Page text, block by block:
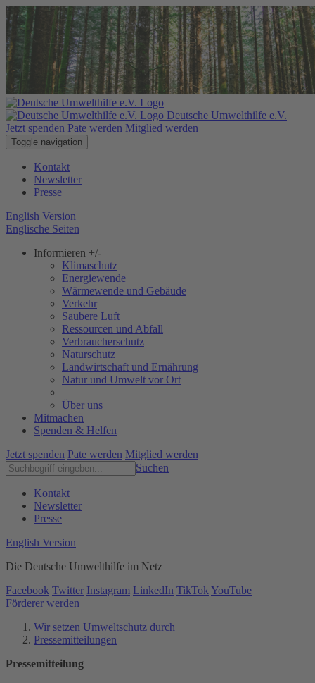
Deutsche Umwelthilfe e.V.
Jetzt spenden Pate werden Mitglied werden
Toggle navigation
Kontakt
Newsletter
Presse
English Version
Englische Seiten
Informieren +/-
Klimaschutz
Energiewende
Wärmewende und Gebäude
Verkehr
Saubere Luft
Ressourcen und Abfall
Verbraucherschutz
Naturschutz
Landwirtschaft und Ernährung
Natur und Umwelt vor Ort
Über uns
Mitmachen
Spenden & Helfen
Jetzt spenden Pate werden Mitglied werden
Suchen
Kontakt
Newsletter
Presse
English Version
Die Deutsche Umwelthilfe im Netz
Facebook Twitter Instagram LinkedIn TikTok YouTube
Förderer werden
Wir setzen Umweltschutz durch
Pressemitteilungen
Pressemitteilung